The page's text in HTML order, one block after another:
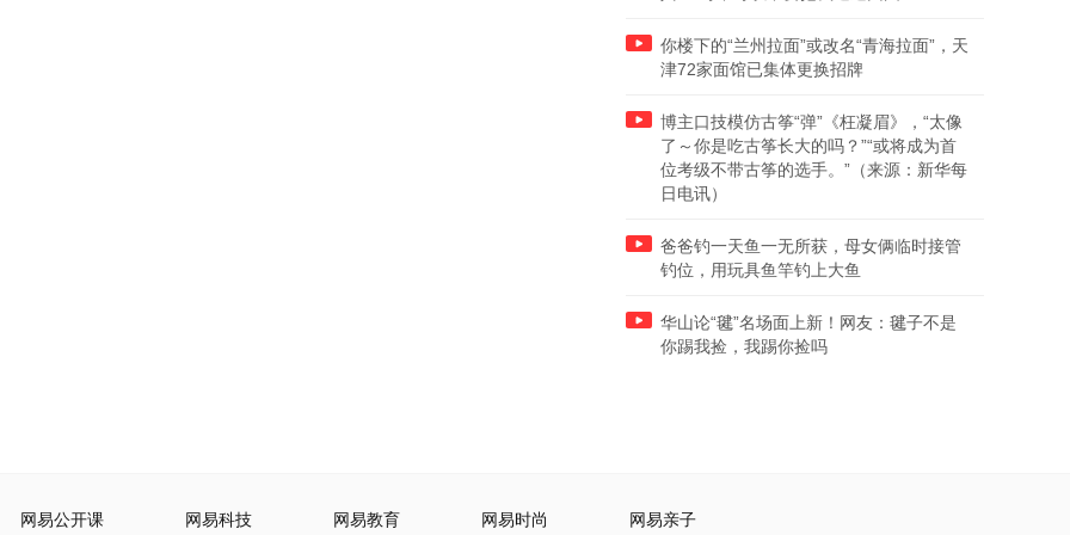
你楼下的“兰州拉面”或改名“青海拉面”，天
津72家面馆已集体更换招牌
博主口技模仿古筝“弹”《枉凝眉》，“太像
了～你是吃古筝长大的吗？”“或将成为首
位考级不带古筝的选手。”（来源：新华每
日电讯）
爸爸钓一天鱼一无所获，母女俩临时接管
钓位，用玩具鱼竿钓上大鱼
华山论“毽”名场面上新！网友：毽子不是
你踢我捡，我踢你捡吗
网易公开课 网易科技 网易教育 网易时尚 网易亲子